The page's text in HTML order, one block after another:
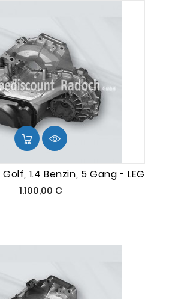
1.4 Benzin, 5 Gang - LEG
1.100,00 €Preis